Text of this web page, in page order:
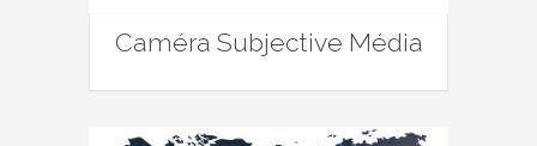
Caméra Subjective Média